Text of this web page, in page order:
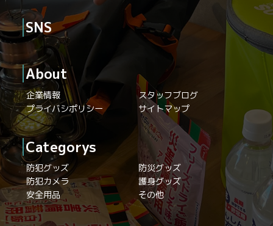
SNS
About
企業情報
スタッフブログ
プライバシポリシー
サイトマップ
Categorys
防犯グッズ
防災グッズ
防犯カメラ
護身グッズ
安全用品
その他